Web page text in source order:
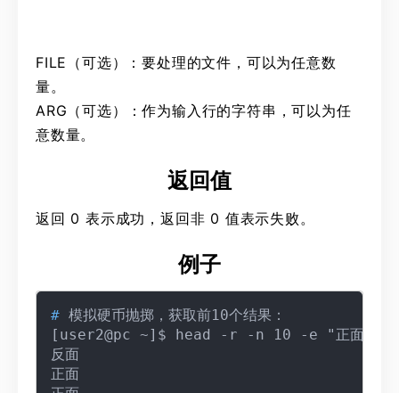
FILE（可选）：要处理的文件，可以为任意数
量。
ARG（可选）：作为输入行的字符串，可以为任
意数量。
返回值
返回 0 表示成功，返回非 0 值表示失败。
例子
# 模拟硬币抛掷，获取前10个结果：
[user2@pc ~]$ head -r -n 10 -e "正面" -
反面
正面